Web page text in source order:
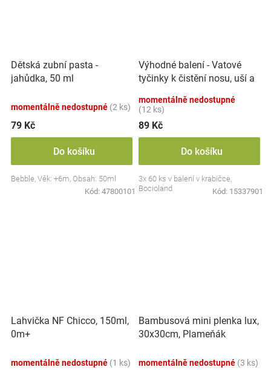
Dětská zubní pasta -
jahůdka, 50 ml
momentálně nedostupné (2 ks)
79 Kč
Do košíku
Bebble, Věk: +6m, Obsah: 50ml
Kód: 47800101
Výhodné balení - Vatové
tyčinky k čistění nosu, uší a
momentálně nedostupné
(12 ks)
89 Kč
Do košíku
3x 60 ks v balení v krabičce,
Bocioland
Kód: 15337901
Lahvička NF Chicco, 150ml,
0m+
momentálně nedostupné (1 ks)
Bambusová mini plenka lux,
30x30cm, Plameňák
momentálně nedostupné (3 ks)